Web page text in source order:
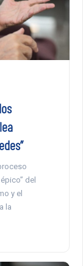
del
y el
la